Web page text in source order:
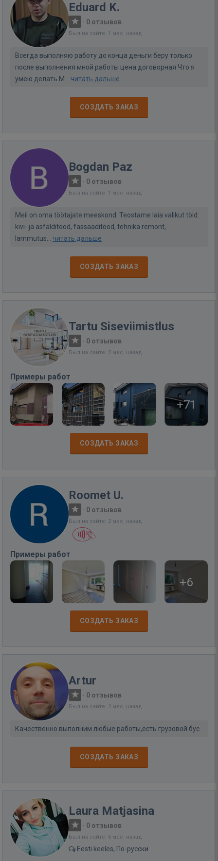
Eduard K.
· 0 отзывов
Был на сайте: 1 мес. назад
Всегда выполняю работу до конца деньги беру только
после выполнения мной работы цена договорная Что я
умею делать М... читать дальше
СОЗДАТЬ ЗАКАЗ
Bogdan Paz
· 0 отзывов
Был на сайте: 1 мес. назад
Meil on oma töötajate meeskond. Teostame laia valikut töid:
kivi- ja asfalditööd, fassaaditööd, tehnika remont,
lammutus... читать дальше
СОЗДАТЬ ЗАКАЗ
Tartu Siseviimistlus
· 0 отзывов
Был на сайте: 2 мес. назад
Примеры работ
+71
СОЗДАТЬ ЗАКАЗ
Roomet U.
· 0 отзывов
Был на сайте: 2 мес. назад
Примеры работ
+6
СОЗДАТЬ ЗАКАЗ
Artur
· 0 отзывов
Был на сайте: 2 мес. назад
Качественно выполним любые работы,есть грузовой бус
СОЗДАТЬ ЗАКАЗ
Laura Matjasina
· 0 отзывов
Был на сайте: 6 мес. назад
Eesti keeles, По-русски